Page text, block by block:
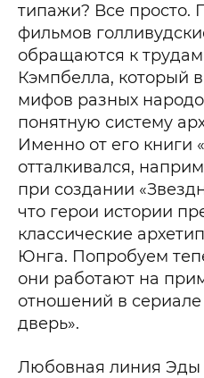
типажи? Все просто.
фильмов
обращаются к
Кэмпбелла, который
мифов разных
понятную систему
Именно от его книги
отталкивался,
при создании
что герои истории
классические
Юнга. Попробуем
они работают на
отношений в
дверь».
Любовная линия Эды